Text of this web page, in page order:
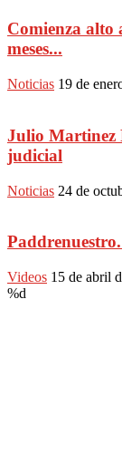
Comienza alto
meses...
Noticias 19 de
Julio Martinez
judicial
Noticias 24 de
Videos 15 de abril
%d